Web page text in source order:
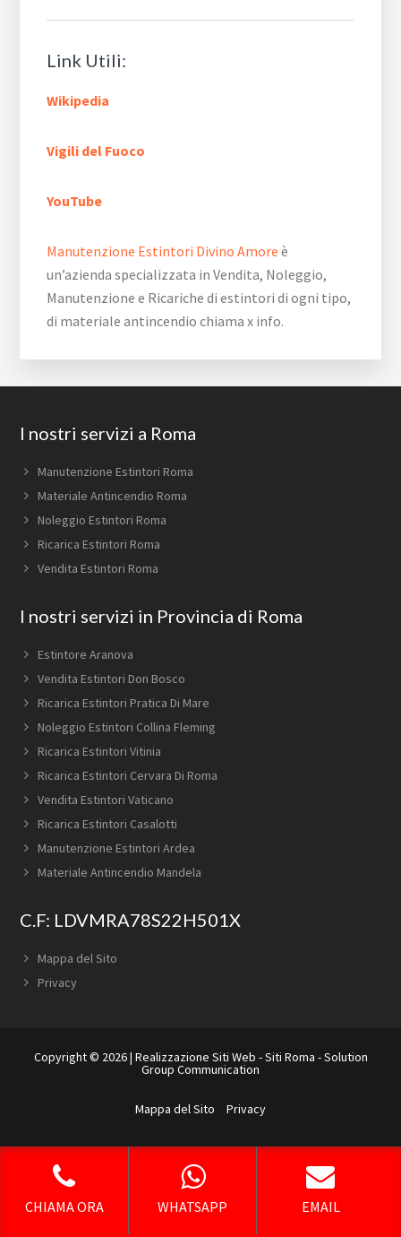
Link Utili:
Wikipedia
Vigili del Fuoco
YouTube
Manutenzione Estintori Divino Amore è
un’azienda specializzata in Vendita, Noleggio,
Manutenzione e Ricariche di estintori di ogni tipo,
di materiale antincendio chiama x info.
Footer
I nostri servizi a Roma
Manutenzione Estintori Roma
Materiale Antincendio Roma
Noleggio Estintori Roma
Ricarica Estintori Roma
Vendita Estintori Roma
I nostri servizi in Provincia di Roma
Estintore Aranova
Vendita Estintori Don Bosco
Ricarica Estintori Pratica Di Mare
Noleggio Estintori Collina Fleming
Ricarica Estintori Vitinia
Ricarica Estintori Cervara Di Roma
Vendita Estintori Vaticano
Ricarica Estintori Casalotti
Manutenzione Estintori Ardea
Materiale Antincendio Mandela
C.F: LDVMRA78S22H501X
Mappa del Sito
Privacy
Copyright © 2026 | Realizzazione Siti Web -Siti Roma -Solution
Group Communication
Mappa del Sito Privacy
CHIAMA ORA WHATSAPP EMAIL